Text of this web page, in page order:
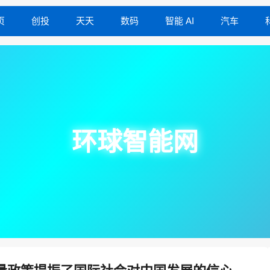
创投 天天 数码 智能 AI 汽车
环球智能网